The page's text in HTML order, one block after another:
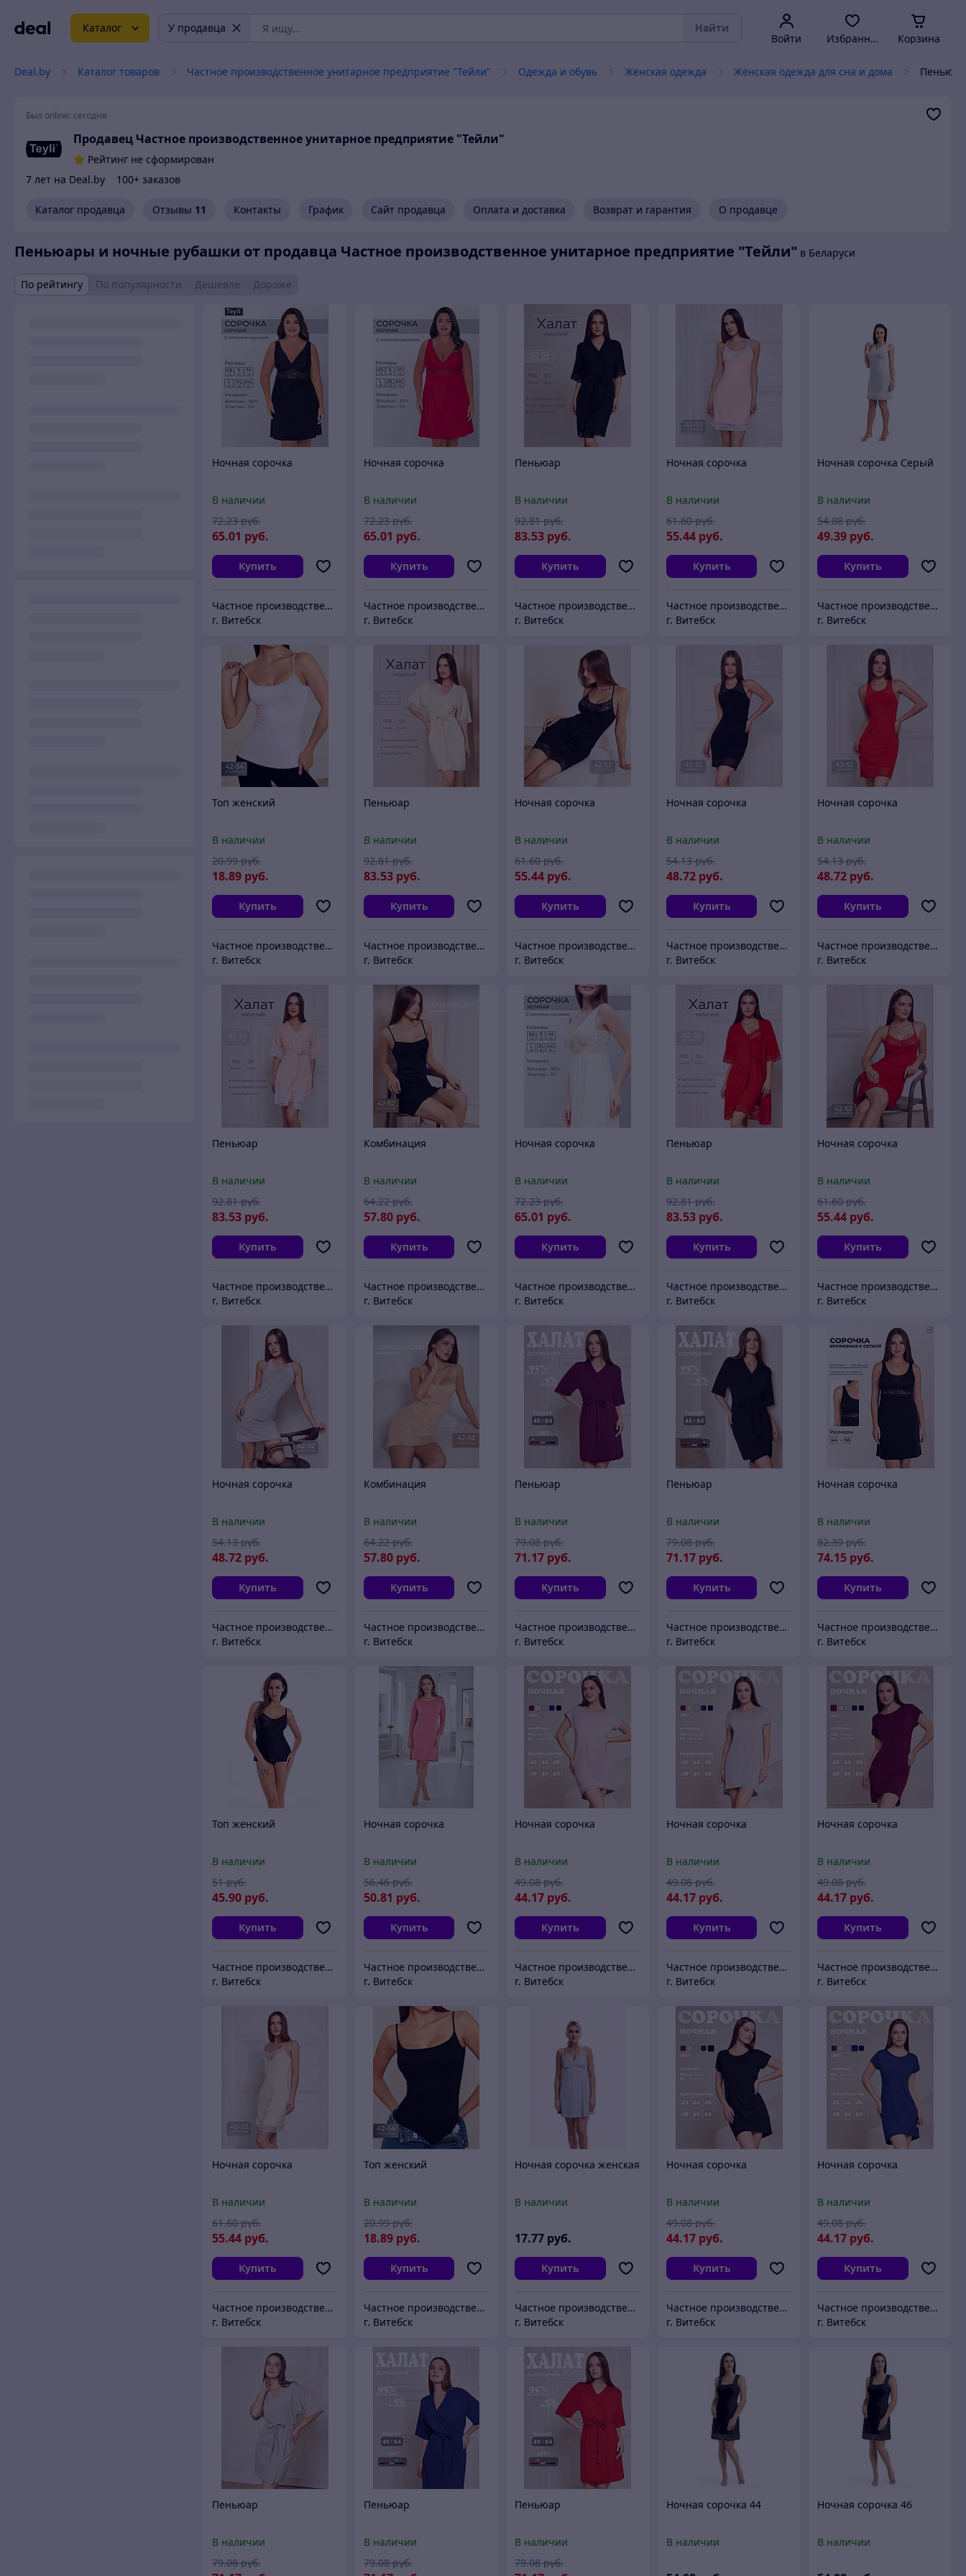
Каталог У продавца Найти
Войти Избранное Корзина
Deal.by Каталог товаров Частное производственное унитарное предприятие "Тейли" Одежда и обувь Женская одежда Женская одежда для сна и дома
Был online: сегодня
Продавец Частное производственное унитарное предприятие "Тейли"
Рейтинг не сформирован
7 лет на Deal.by
100+ заказов
Каталог продавца Отзывы 11 Контакты График Сайт продавца Оплата и доставка Возврат и гарантия О продавце
Пеньюары и ночные рубашки от продавца Частное производственное унитарное предприятие "Тейли" в Беларуси
По рейтингу По популярности Дешевле Дороже
Ночная сорочка
В наличии
65.01 руб.
72.23 руб.
Купить
Частное производственное унитарное предприятие "Тейли"
г. Витебск
Ночная сорочка
В наличии
65.01 руб.
72.23 руб.
Купить
Частное производственное унитарное предприятие "Тейли"
г. Витебск
Пеньюар
В наличии
83.53 руб.
92.81 руб.
Купить
Частное производственное унитарное предприятие "Тейли"
г. Витебск
Ночная сорочка
В наличии
55.44 руб.
61.60 руб.
Купить
Частное производственное унитарное предприятие "Тейли"
г. Витебск
Ночная сорочка Серый
В наличии
49.39 руб.
54.88 руб.
Купить
Частное производственное унитарное предприятие "Тейли"
г. Витебск
Топ женский
В наличии
18.89 руб.
20.99 руб.
Купить
Частное производственное унитарное предприятие "Тейли"
г. Витебск
Пеньюар
В наличии
83.53 руб.
92.81 руб.
Купить
Частное производственное унитарное предприятие "Тейли"
г. Витебск
Ночная сорочка
В наличии
55.44 руб.
61.60 руб.
Купить
Частное производственное унитарное предприятие "Тейли"
г. Витебск
Ночная сорочка
В наличии
48.72 руб.
54.13 руб.
Купить
Частное производственное унитарное предприятие "Тейли"
г. Витебск
Ночная сорочка
В наличии
48.72 руб.
54.13 руб.
Купить
Частное производственное унитарное предприятие "Тейли"
г. Витебск
Пеньюар
В наличии
83.53 руб.
92.81 руб.
Купить
Частное производственное унитарное предприятие "Тейли"
г. Витебск
Комбинация
В наличии
57.80 руб.
64.22 руб.
Купить
Частное производственное унитарное предприятие "Тейли"
г. Витебск
Ночная сорочка
В наличии
65.01 руб.
72.23 руб.
Купить
Частное производственное унитарное предприятие "Тейли"
г. Витебск
Пеньюар
В наличии
83.53 руб.
92.81 руб.
Купить
Частное производственное унитарное предприятие "Тейли"
г. Витебск
Ночная сорочка
В наличии
55.44 руб.
61.60 руб.
Купить
Частное производственное унитарное предприятие "Тейли"
г. Витебск
Ночная сорочка
В наличии
48.72 руб.
54.13 руб.
Купить
Частное производственное унитарное предприятие "Тейли"
г. Витебск
Комбинация
В наличии
57.80 руб.
64.22 руб.
Купить
Частное производственное унитарное предприятие "Тейли"
г. Витебск
Пеньюар
В наличии
71.17 руб.
79.08 руб.
Купить
Частное производственное унитарное предприятие "Тейли"
г. Витебск
Пеньюар
В наличии
71.17 руб.
79.08 руб.
Купить
Частное производственное унитарное предприятие "Тейли"
г. Витебск
Ночная сорочка
В наличии
74.15 руб.
82.39 руб.
Купить
Частное производственное унитарное предприятие "Тейли"
г. Витебск
Топ женский
В наличии
45.90 руб.
51 руб.
Купить
Частное производственное унитарное предприятие "Тейли"
г. Витебск
Ночная сорочка
В наличии
50.81 руб.
56.46 руб.
Купить
Частное производственное унитарное предприятие "Тейли"
г. Витебск
Ночная сорочка
В наличии
44.17 руб.
49.08 руб.
Купить
Частное производственное унитарное предприятие "Тейли"
г. Витебск
Ночная сорочка
В наличии
44.17 руб.
49.08 руб.
Купить
Частное производственное унитарное предприятие "Тейли"
г. Витебск
Ночная сорочка
В наличии
44.17 руб.
49.08 руб.
Купить
Частное производственное унитарное предприятие "Тейли"
г. Витебск
Ночная сорочка
В наличии
55.44 руб.
61.60 руб.
Купить
Частное производственное унитарное предприятие "Тейли"
г. Витебск
Топ женский
В наличии
18.89 руб.
20.99 руб.
Купить
Частное производственное унитарное предприятие "Тейли"
г. Витебск
Ночная сорочка женская
В наличии
17.77 руб.
Купить
Частное производственное унитарное предприятие "Тейли"
г. Витебск
Ночная сорочка
В наличии
44.17 руб.
49.08 руб.
Купить
Частное производственное унитарное предприятие "Тейли"
г. Витебск
Ночная сорочка
В наличии
44.17 руб.
49.08 руб.
Купить
Частное производственное унитарное предприятие "Тейли"
г. Витебск
Пеньюар
В наличии
79.08 руб.
Пеньюар
В наличии
79.08 руб.
Пеньюар
В наличии
79.08 руб.
Ночная сорочка 44
В наличии
Ночная сорочка 46
В наличии